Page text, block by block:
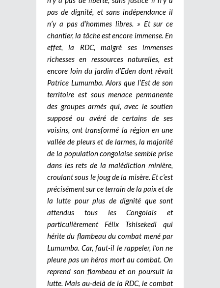
pas de dignité, et sans indépendance il
n’y a pas d’hommes libres. » Et sur ce
chantier, la tâche est encore immense. En
effet, la RDC, malgré ses immenses
richesses en ressources naturelles, est
encore loin du jardin d’Eden dont rêvait
Patrice Lumumba. Alors que l’Est de son
territoire est sous menace permanente
des groupes armés qui, avec le soutien
supposé ou avéré de certains de ses
voisins, ont transformé la région en une
vallée de pleurs et de larmes, la majorité
de la population congolaise semble prise
dans les rets de la malédiction minière,
croulant sous le joug de la misère. Et c’est
précisément sur ce terrain de la paix et de
la lutte pour plus de dignité que sont
attendus tous les Congolais et
particulièrement Félix Tshisekedi qui
hérite du flambeau du combat mené par
Lumumba. Car, faut-il le rappeler, l’on ne
pleure pas un héros mort au combat. On
reprend son flambeau et on poursuit la
lutte. Mais au-delà de la RDC, le combat